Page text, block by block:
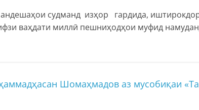
судманд изҳор гардида,
ваҳдати миллӣ пешниҳодҳои муфид
Шомаҳмадов аз мусобиқаи